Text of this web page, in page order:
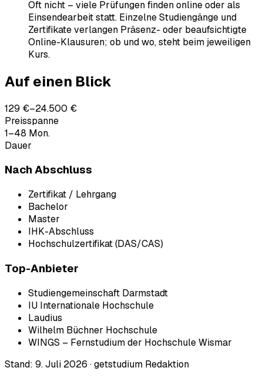
Oft nicht – viele Prüfungen finden online oder als
Einsendearbeit statt. Einzelne Studiengänge und
Zertifikate verlangen Präsenz- oder beaufsichtigte
Online-Klausuren; ob und wo, steht beim jeweiligen
Kurs.
Auf einen Blick
129 €–24.500 €
Preisspanne
1–48 Mon.
Dauer
Nach Abschluss
Zertifikat / Lehrgang
Bachelor
Master
IHK-Abschluss
Hochschulzertifikat (DAS/CAS)
Top-Anbieter
Studiengemeinschaft Darmstadt
IU Internationale Hochschule
Laudius
Wilhelm Büchner Hochschule
WINGS – Fernstudium der Hochschule Wismar
Stand: 9. Juli 2026 ·getstudium Redaktion